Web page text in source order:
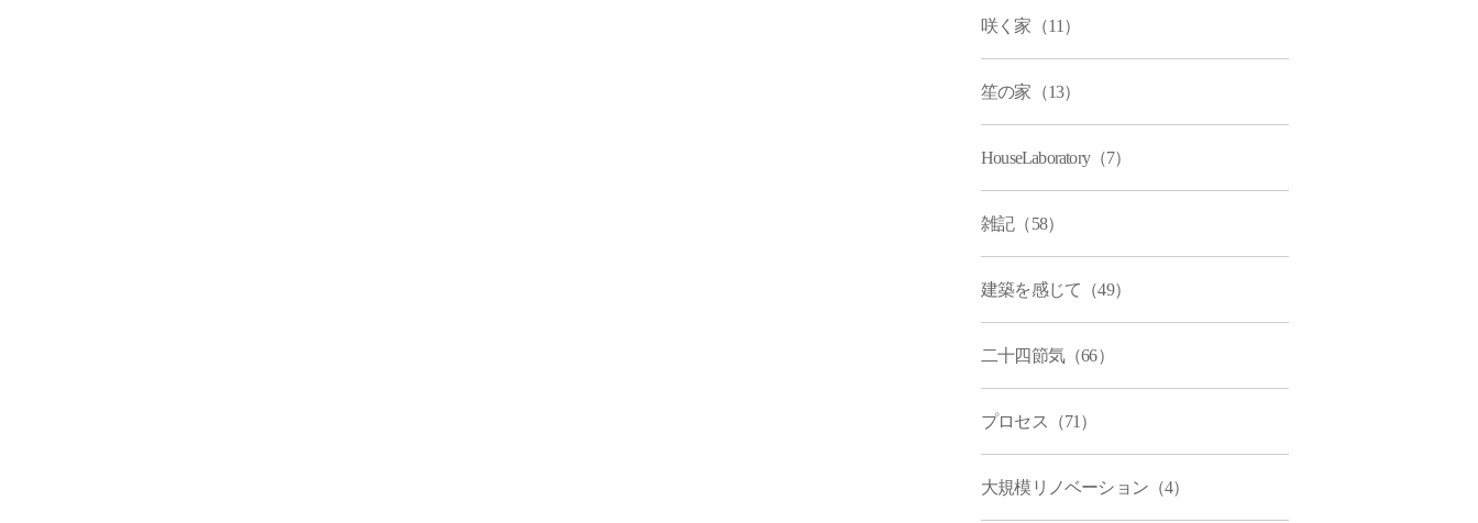
咲く家（11）
笙の家（13）
HouseLaboratory（7）
雑記（58）
建築を感じて（49）
二十四節気（66）
プロセス（71）
大規模リノベーション（4）